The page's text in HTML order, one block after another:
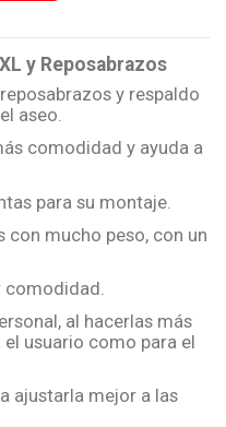
y Reposabrazos
y respaldo
aseo.
comodidad y ayuda a
para su montaje.
con mucho peso, con un
comodidad.
al hacerlas más
usuario como para el
ajustarla mejor a las